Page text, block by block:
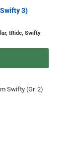
3)
tRide, Swifty